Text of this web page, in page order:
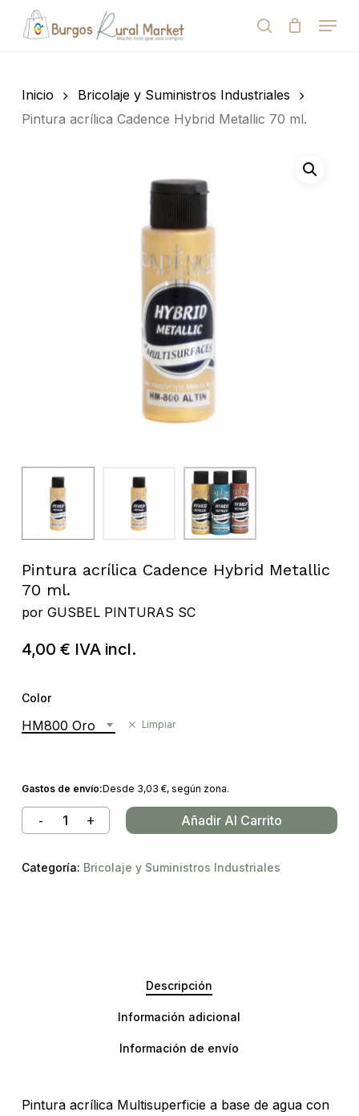
de
search
Menu
Cart
Inicio
Bricolaje y Suministros Industriales
Pintura acrílica Cadence Hybrid Metallic 70 ml.
Pintura acrílica Cadence Hybrid Metallic
70 ml.
por GUSBEL PINTURAS SC
4,00 € IVA incl.
Color
HM800 Oro Limpiar
Gastos de envío:Desde 3,03 €, según zona.
Añadir Al Carrito
Categoría: Bricolaje y Suministros Industriales
Descripción
Información adicional
Información de envío
Pintura acrílica Multisuperficie a base de agua con